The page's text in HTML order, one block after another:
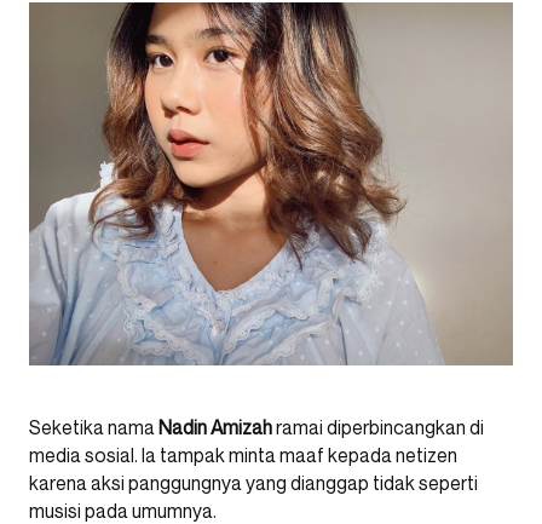
Seketika nama Nadin Amizahramai diperbincangkan di
media sosial. Ia tampak minta maaf kepada netizen
karena aksi panggungnya yang dianggap tidak seperti
musisi pada umumnya.